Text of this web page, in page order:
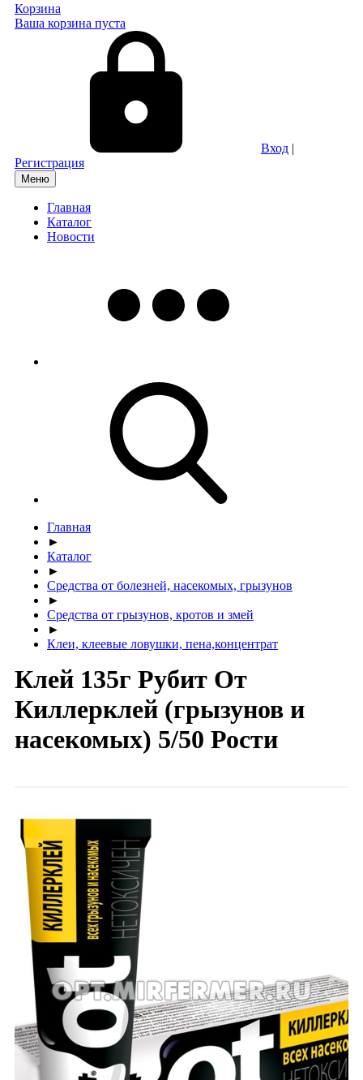
Корзина
Ваша корзина пуста
Вход |
Регистрация
Меню
Главная
Каталог
Новости
Главная
►
Каталог
►
Средства от болезней, насекомых, грызунов
►
Средства от грызунов, кротов и змей
►
Клеи, клеевые ловушки, пена,концентрат
Клей 135г Рубит Oт
Киллерклей (грызунов и
насекомых) 5/50 Рости